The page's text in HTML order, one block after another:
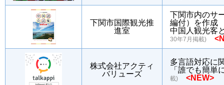
下関市国際観光推
進室
下関市内のサ
編付）を作成
中国人観光客
30年7月掲載)
株式会社アクティ
バリューズ
多言語対応に
「誰でも簡
載) <NEW>